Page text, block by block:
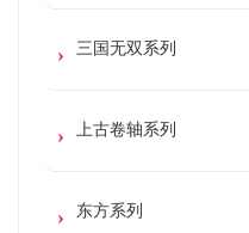
三国无双系列
上古卷轴系列
东方系列